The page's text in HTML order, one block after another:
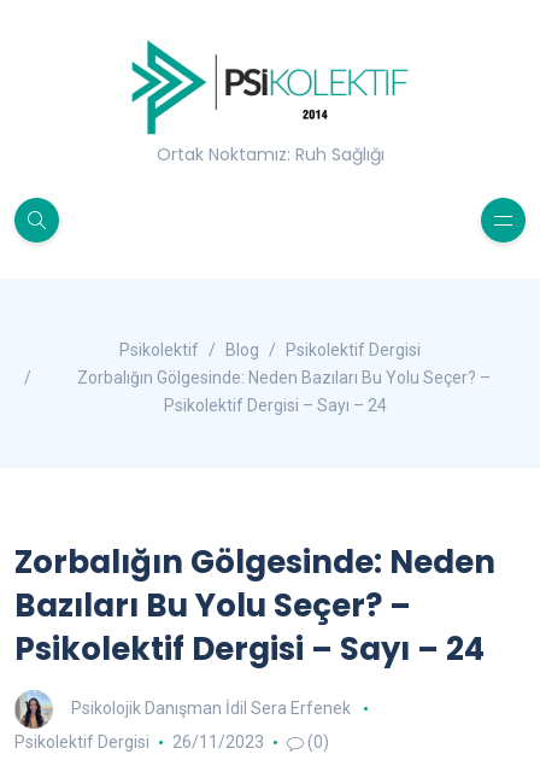
Ortak Noktamız: Ruh Sağlığı
Psikolektif Blog
Psikolektif Dergisi
Zorbalığın Gölgesinde: Neden Bazıları Bu Yolu Seçer? –
Psikolektif Dergisi – Sayı – 24
Zorbalığın Gölgesinde: Neden
Bazıları Bu Yolu Seçer? –
Psikolektif Dergisi – Sayı – 24
Psikolojik Danışman İdil Sera Erfenek
Psikolektif Dergisi
26/11/2023 (0)